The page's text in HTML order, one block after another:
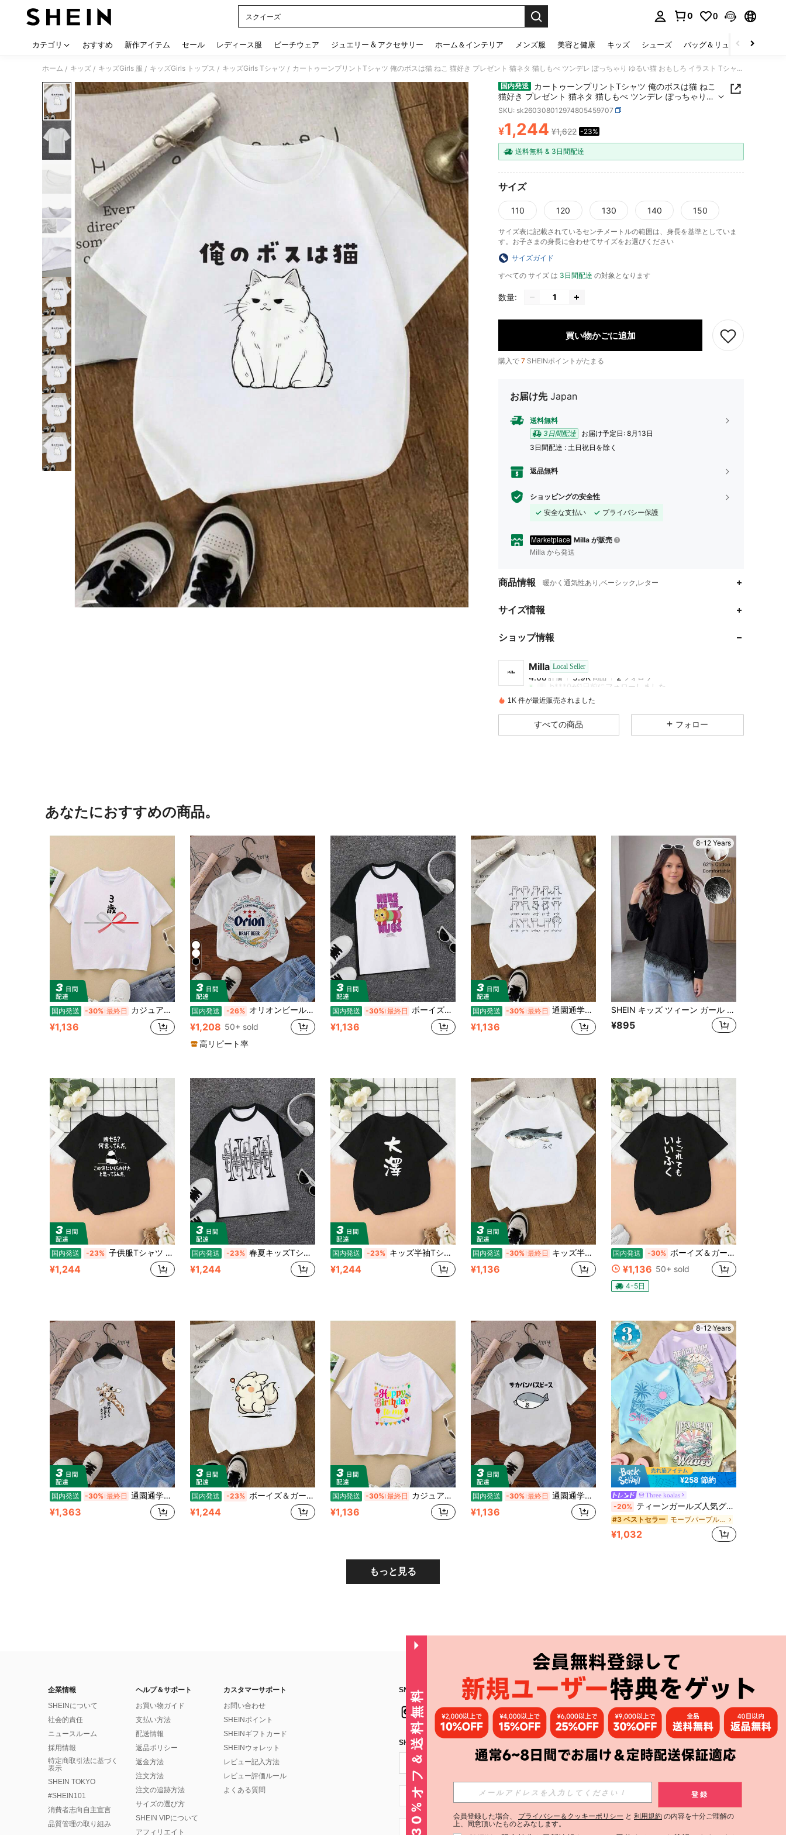
スクイーズ
0 0
カテゴリ おすすめ 新作アイテム セール レディース服 ビーチウェア ジュエリー & アクセサリー ホーム＆インテリア メンズ服 美容と健康 キッズ シューズ バッグ＆リュック
ホーム / キッズ / キッズGirls 服 / キッズGirls トップス / キッズGirls Tシャツ / カートゥーンプリントTシャツ 俺のボスは猫 ねこ 猫好き プレゼント 猫ネタ 猫しもべ ツンデレ ぽっちゃり ゆるい猫 おもしろ イラスト Tシャツ アウトドア遊び
国内発送
カートゥーンプリントTシャツ 俺のボスは猫 ねこ
猫好き プレゼント 猫ネタ 猫しもべ ツンデレ ぽっちゃり
ゆるい猫 おもしろ イラスト Tシャツ アウトドア遊び
SKU: sk260308012974805459707
PRICE AND AVAILABILITY
¥1,244 ¥1,622 -23%
送料無料 & 3日間配達
サイズ
110 120 130 140 150
サイズ表に記載されているセンチメートルの範囲は、身長を基準としていま
す。お子さまの身長に合わせてサイズをお選びください
サイズガイド
すべての サイズ は 3日間配達 の対象となります
数量:
買い物かごに追加
購入で 7 SHEINポイントがたまる
お届け先 Japan
送料無料
3日間配達
お届け予定日: 8月13日
3日間配達 : 土日祝日を除く
返品無料
ショッピングの安全性
安全な支払い
プライバシー保護
Marketplace Milla が販売
Milla から発送
商品情報 暖かく通気性あり,ベーシック,レター
サイズ情報
ショップ情報
Milla Local Seller
4.68
4.68 評価 5.9K
b***0 が1日前にフォローしました
1K 件が最近販売されました
すべての商品 フォロー
あなたにおすすめの商品。
国内発送 -30% 最終日 カジュアルキッズトップス キッズ 【3歳】3才 誕生日 お祝い 水引 和柄 日本のお土産 記念品 ギャグ ウケ狙い 贈り物 ギフト 面白い おもしろ Tシャツ 夏服 キッズトップス
¥1,136
8
国内発送 -26% オリオンビール 弾ける泡に乗る ジンベエザメ デザイン ロック アメリカ 流行 風 音楽 ース レディース ノンフリース フード付きスウェットシャツ 子供用、ユニセックスの夏用Tシャツ 男女兼用
¥1,208 50+ sold
高リピート率
国内発送 -30% 最終日 ボーイズ＆ガールズTシャツ キッズ ギャビーのドールハウス バレンタインデー枕 猫 Tシャツ クルーネック 半袖
¥1,136
国内発送 -30% 最終日 通園通学キッズTシャツ 関数グラフ 数式のグラフ 猫 猫好き一覧 数学好き 猫の飼い主 猫飼い ネコの飼い主 ねこ好き 愛猫家 ネコ好き 数学 Tシャツ 綿100% 通気性抜群
¥1,136
8-12 Years
SHEIN キッズ ツィーン ガール ファッション カジュアル 無地 ブラック パッチワーク アシンメトリーヘム レース パッチワーク 秋冬 デイリー ベーシック お出かけ ストリートウェア Tシャツ
¥895
国内発送 -23% 子供服Tシャツ 痩せろ？ 何言ってんだ。 この体にいくらかけたと思ってるんだ。 面白い ギャグ-ジョーク Tシャツ 綿100% 快適な着心地
¥1,244
国内発送 -23% 春夏キッズTシャツ トランペット スケッチ 吹奏楽 マーチングバンド Tシャツ 夏服 キッズトップス
¥1,244
国内発送 -23% キッズ半袖Tシャツ 大澤 名字 名前入り 面白tシャツ おもしろ 家族 お揃い ギャグ ネタ ウケ狙い 贈り物 メンズ 面白い Tシャツ おしゃれでかわいい
¥1,244
国内発送 -30% 最終日 キッズ半袖Tシャツ フグ 漁師デザイン 海洋愛好家向け Tシャツ 綿100% 快適な着心地
¥1,136
国内発送 -30% ボーイズ＆ガールズTシャツ 【よごれてもいいふく】幼稚園 おもしろ 文字 保育園 学校行事 面白い ネタ 笑える 遊び心 ユーモア お笑い ウケ狙い Tシャツ 春夏コレクション
¥1,136 50+ sold
4-5日
国内発送 -30% 最終日 通園通学キッズTシャツ 褒めたら伸びるタイプ キリン サングラス ギャグ ジョーク ダジャレ 趣味 おもしろ ネタ Tシャツ 軽量で柔らかい
¥1,363
国内発送 -23% ボーイズ＆ガールズTシャツ ふわふわしっぽの まるい うさぎ かわいい ハート Tシャツ 遊び心プリント
¥1,244
国内発送 -30% 最終日 カジュアルキッズトップス 私の誕生日です私にお誕生日おめでとう Tシャツ レギュラーフィット
¥1,136
国内発送 -30% 最終日 通園通学キッズTシャツ サカバンバスピース サカバンバスピス ギャグ ダジャレ お笑い好き 古代魚 ネタ お笑い おもしろ ネタ Tシャツ おしゃれでかわいい
¥1,136
8-12 Years
¥258 節約
Three koalas
-20% ティーンガールズ人気グラフィックプリントソフトで快適なトップス3枚セット、アウトドアスポーツ、カジュアルデイリーウェア、ストリート&キャンパススタイル、ファッショナブルな春夏向け
#3 ベストセラー モーブパープル ティーンガールズトップス
¥1,032
もっと見る
企業情報
SHEINについて
社会的責任
ニュースルーム
採用情報
特定商取引法に基づく
表示
SHEIN TOKYO
#SHEIN101
消費者志向自主宣言
品質管理の取り組み
ヘルプ＆サポート
お買い物ガイド
支払い方法
配送情報
返品ポリシー
返金方法
注文方法
注文の追跡方法
サイズの選び方
SHEIN VIPについて
アフィリエイト
カスタマーサポート
お問い合わせ
SHEINポイント
SHEINギフトカード
SHEINウォレット
レビュー記入方法
レビュー評価ルール
よくある質問
SNSフォローはこちら： アプリ
SHEIN STYLE NEWSを購読する
購読
JP + 81 登録する
JP + 81
30%オフ＆送料無料 登録
会員登録した場合、 プライバシー＆クッキーポリシー と 利用規約 の内容を十分ご理解の
上、同意頂いたものとみなします。